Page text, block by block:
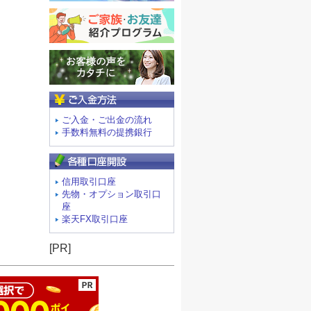
ご入金・ご出金の流れ
手数料無料の提携銀行
信用取引口座
先物・オプション取引口
座
楽天FX取引口座
[PR]